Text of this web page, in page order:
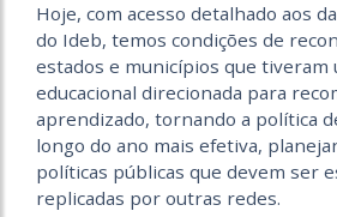
Hoje, com acesso detalhado aos
do Ideb, temos condições de
estados e municípios que tiveram
educacional direcionada para
aprendizado, tornando a política
longo do ano mais efetiva,
políticas públicas que devem ser
replicadas por outras redes.